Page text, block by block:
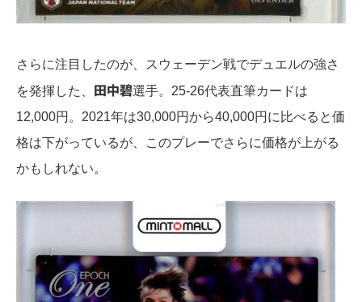
さらに注目したのが、スウェーデン戦でデュエルの強さ
を発揮した、
田中碧選手。25-26代表直筆カードは
12,000円。2021年は30,000円から40,000円に比べると価
格は下がっているが、このプレーでさらに価格が上がる
かもしれない。